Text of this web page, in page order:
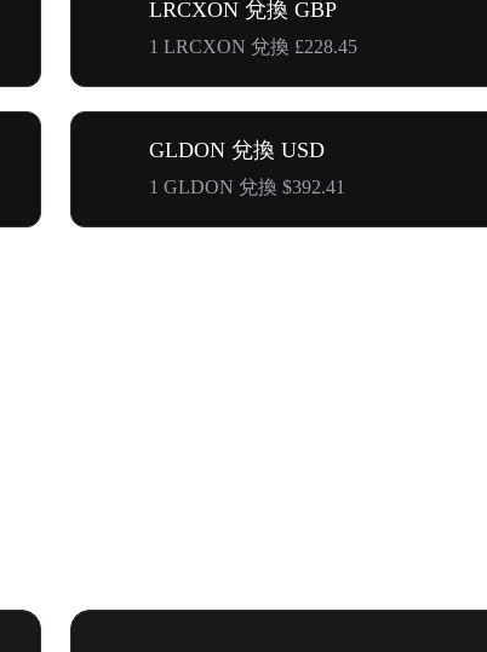
LRCXON 兌換 GBP
1 LRCXON 兌換 £228.45
GLDON 兌換 USD
1 GLDON 兌換 $392.41